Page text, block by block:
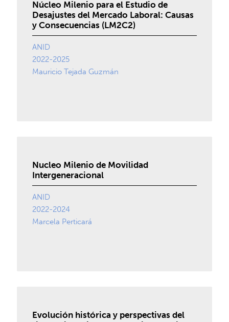
Núcleo Milenio para el Estudio de
Desajustes del Mercado Laboral: Causas
y Consecuencias (LM2C2)
ANID
2022-2025
Mauricio Tejada Guzmán
Nucleo Milenio de Movilidad
Intergeneracional
ANID
2022-2024
Marcela Perticará
Evolución histórica y perspectivas del